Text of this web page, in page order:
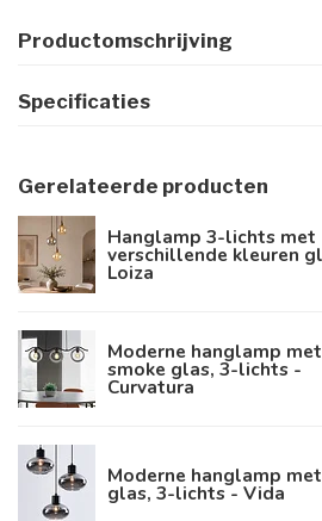
Productomschrijving
Specificaties
Gerelateerde producten
Hanglamp 3-lichts met
verschillende kleuren
Loiza
Moderne hanglamp
smoke glas, 3-lichts -
Curvatura
Moderne hanglamp
glas, 3-lichts - Vida